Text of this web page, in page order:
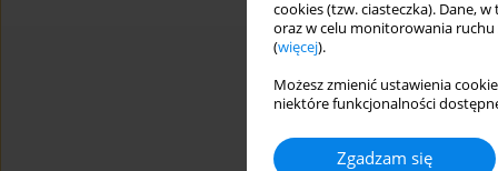
cookies (tzw. ciasteczka). Dane,
oraz w celu monitorowania ruchu
(więcej).
Możesz zmienić ustawienia
niektóre funkcjonalności
Zgadzam się